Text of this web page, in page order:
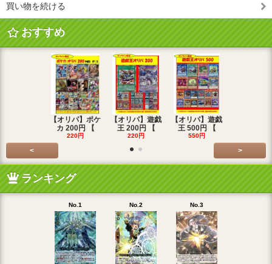
買い物を続ける
おすすめ
【オリパ】ポケ
カ 200円 【
220円
【オリパ】遊戯
王 200円 【
220円
【オリパ】遊戯
王 500円 【
550円
< >
ランキング
No.1 No.2 No.3